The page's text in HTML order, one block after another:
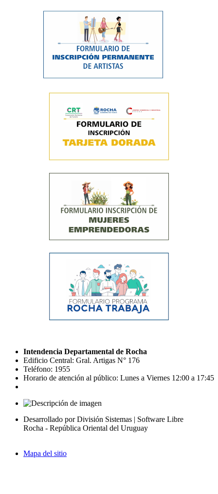
Intendencia Departamental de Rocha
Edificio Central: Gral. Artigas N° 176
Teléfono: 1955
Horario de atención al público: Lunes a Viernes 12:00 a 17:45
Desarrollado por División Sistemas | Software Libre
Rocha - República Oriental del Uruguay
Mapa del sitio